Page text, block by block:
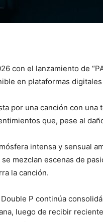
con el lanzamiento de
en plataformas
por una canción con una
que, pese al
intensa y sensual
mezclan escenas de
la canción.
P continúa
luego de recibir